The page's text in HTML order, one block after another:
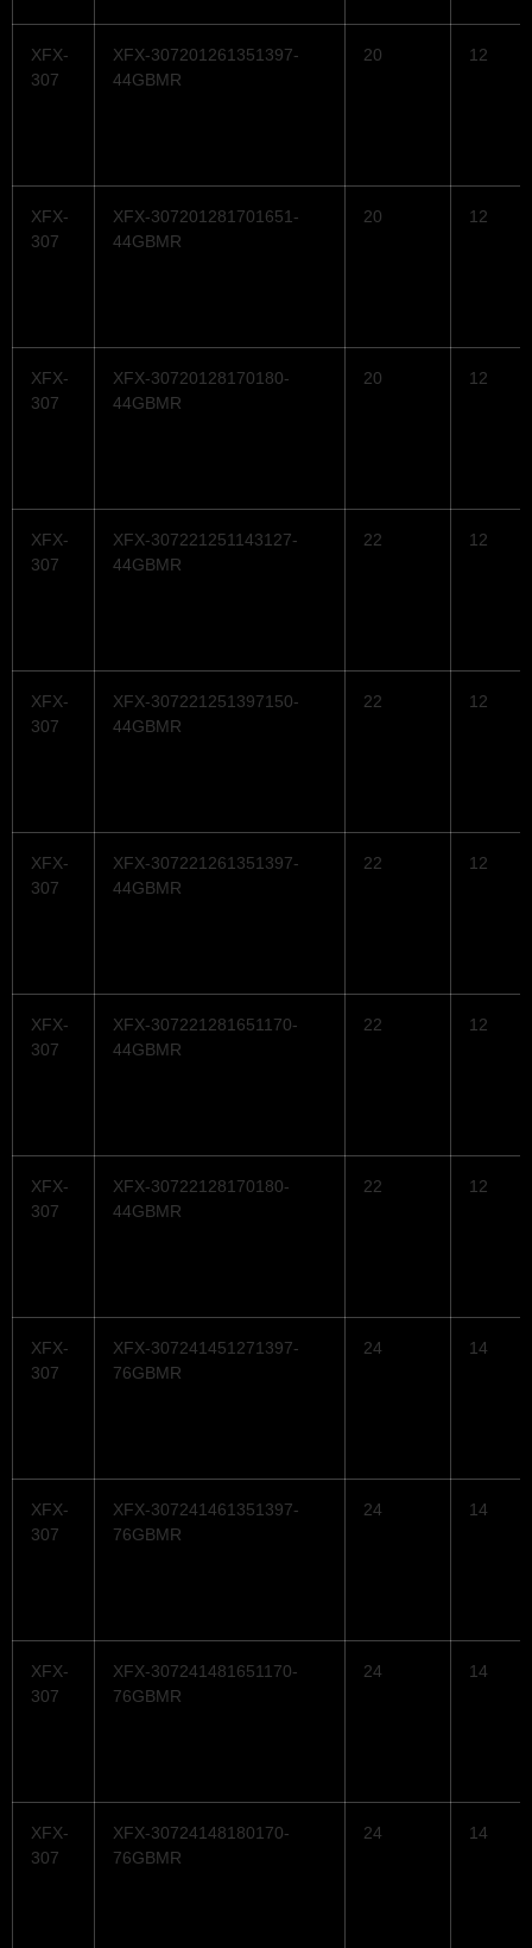
XFX-
307
XFX-307201261351397-
44GBMR
20 12
XFX-
307
XFX-307201281701651-
44GBMR
20 12
XFX-
307
XFX-30720128170180-
44GBMR
20 12
XFX-
307
XFX-307221251143127-
44GBMR
22 12
XFX-
307
XFX-307221251397150-
44GBMR
22 12
XFX-
307
XFX-307221261351397-
44GBMR
22 12
XFX-
307
XFX-307221281651170-
44GBMR
22 12
XFX-
307
XFX-30722128170180-
44GBMR
22 12
XFX-
307
XFX-307241451271397-
76GBMR
24 14
XFX-
307
XFX-307241461351397-
76GBMR
24 14
XFX-
307
XFX-307241481651170-
76GBMR
24 14
XFX-
307
XFX-30724148180170-
76GBMR
24 14